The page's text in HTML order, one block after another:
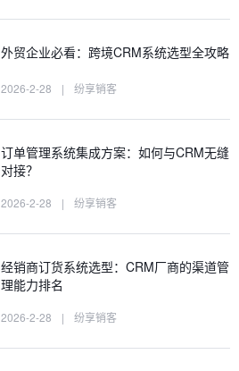
外贸企业必看：跨境CRM系统选型全攻略
2026-2-28 | 纷享销客
订单管理系统集成方案：如何与CRM无缝
对接？
2026-2-28 | 纷享销客
经销商订货系统选型：CRM厂商的渠道管
理能力排名
2026-2-28 | 纷享销客